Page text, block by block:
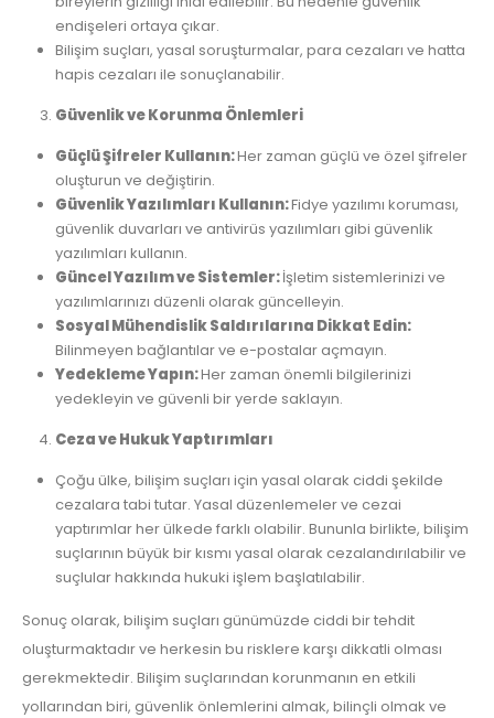
endişeleri ortaya çıkar.
Bilişim suçları, yasal soruşturmalar, para cezaları ve hatta
hapis cezaları ile sonuçlanabilir.
Güvenlik ve Korunma Önlemleri
Güçlü Şifreler Kullanın:Her zaman güçlü ve özel şifreler
oluşturun ve değiştirin.
Güvenlik Yazılımları Kullanın:Fidye yazılımı koruması,
güvenlik duvarları ve antivirüs yazılımları gibi güvenlik
yazılımları kullanın.
Güncel Yazılım ve Sistemler:İşletim sistemlerinizi ve
yazılımlarınızı düzenli olarak güncelleyin.
Sosyal Mühendislik Saldırılarına Dikkat Edin:
Bilinmeyen bağlantılar ve e-postalar açmayın.
Yedekleme Yapın:Her zaman önemli bilgilerinizi
yedekleyin ve güvenli bir yerde saklayın.
Ceza ve Hukuk Yaptırımları
Çoğu ülke, bilişim suçları için yasal olarak ciddi şekilde
cezalara tabi tutar. Yasal düzenlemeler ve cezai
yaptırımlar her ülkede farklı olabilir. Bununla birlikte, bilişim
suçlarının büyük bir kısmı yasal olarak cezalandırılabilir ve
suçlular hakkında hukuki işlem başlatılabilir.
Sonuç olarak, bilişim suçları günümüzde ciddi bir tehdit
oluşturmaktadır ve herkesin bu risklere karşı dikkatli olması
gerekmektedir. Bilişim suçlarından korunmanın en etkili
yollarından biri, güvenlik önlemlerini almak, bilinçli olmak ve